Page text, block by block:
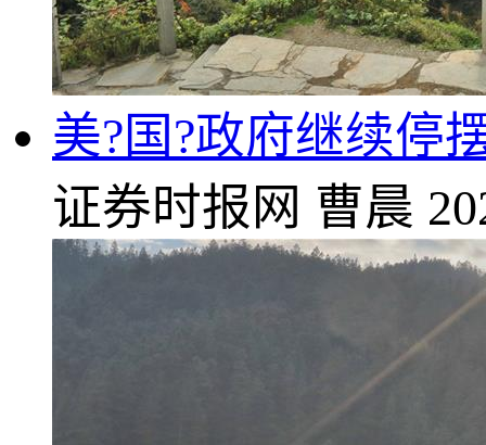
美?国?政府继续停
证券时报网 曹晨